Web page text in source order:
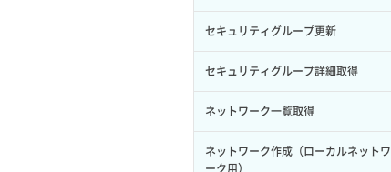
自動バックアップ無効化
サーバープラン変更
サーバープラン詳細一覧取得
サーバープラン詳細取得
サーバーメタデータ取得
セキュリティグループ更新
セキュリティグループ詳細取得
ネットワーク一覧取得
ネットワーク作成（ローカルネットワ
ーク用）